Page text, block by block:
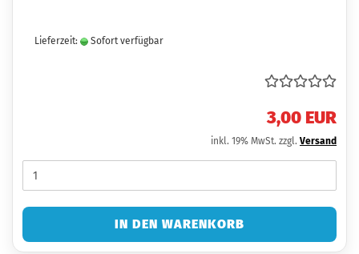
Lieferzeit: Sofort verfügbar
3,00 EUR
inkl. 19% MwSt. zzgl. Versand
IN DEN WARENKORB